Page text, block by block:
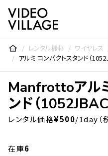
Video Village Inc.
レンタル機材 ワイヤレス
アルミ コンパクトスタンド（
Manfrottoアル
ンド（1052JBAC
レンタル価格¥500/1day（
在庫6